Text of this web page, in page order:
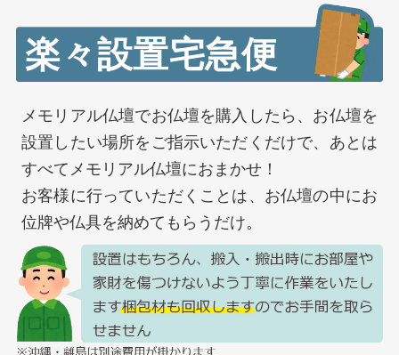
楽々設置宅急便
メモリアル仏壇でお仏壇を購入したら、お仏壇を
設置したい場所をご指示いただくだけで、あとは
すべてメモリアル仏壇におまかせ！
お客様に行っていただくことは、お仏壇の中にお
位牌や仏具を納めてもらうだけ。